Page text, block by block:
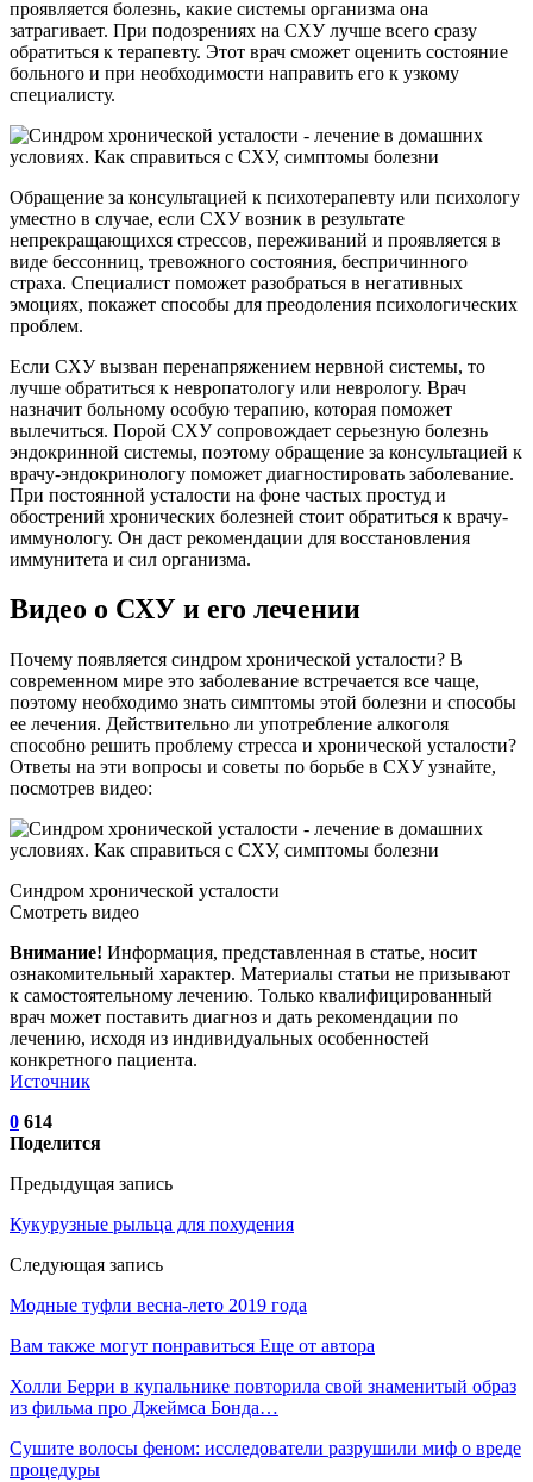
проявляется болезнь, какие системы организма она
затрагивает. При подозрениях на СХУ лучше всего сразу
обратиться к терапевту. Этот врач сможет оценить состояние
больного и при необходимости направить его к узкому
специалисту.
Обращение за консультацией к психотерапевту или психологу
уместно в случае, если СХУ возник в результате
непрекращающихся стрессов, переживаний и проявляется в
виде бессонниц, тревожного состояния, беспричинного
страха. Специалист поможет разобраться в негативных
эмоциях, покажет способы для преодоления психологических
проблем.
Если СХУ вызван перенапряжением нервной системы, то
лучше обратиться к невропатологу или неврологу. Врач
назначит больному особую терапию, которая поможет
вылечиться. Порой СХУ сопровождает серьезную болезнь
эндокринной системы, поэтому обращение за консультацией к
врачу-эндокринологу поможет диагностировать заболевание.
При постоянной усталости на фоне частых простуд и
обострений хронических болезней стоит обратиться к врачу-
иммунологу. Он даст рекомендации для восстановления
иммунитета и сил организма.
Видео о СХУ и его лечении
Почему появляется синдром хронической усталости? В
современном мире это заболевание встречается все чаще,
поэтому необходимо знать симптомы этой болезни и способы
ее лечения. Действительно ли употребление алкоголя
способно решить проблему стресса и хронической усталости?
Ответы на эти вопросы и советы по борьбе в СХУ узнайте,
посмотрев видео:
Синдром хронической усталости
Смотреть видео
Внимание! Информация, представленная в статье, носит
ознакомительный характер. Материалы статьи не призывают
к самостоятельному лечению. Только квалифицированный
врач может поставить диагноз и дать рекомендации по
лечению, исходя из индивидуальных особенностей
конкретного пациента.
Источник
0 614
Поделится
Предыдущая запись
Кукурузные рыльца для похудения
Следующая запись
Модные туфли весна-лето 2019 года
Вам также могут понравиться Еще от автора
Холли Берри в купальнике повторила свой знаменитый образ
из фильма про Джеймса Бонда…
Сушите волосы феном: исследователи разрушили миф о вреде
процедуры